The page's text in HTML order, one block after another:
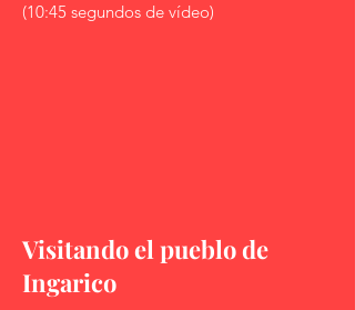
(10:45 segundos de vídeo)
Visitando el pueblo de
Ingarico